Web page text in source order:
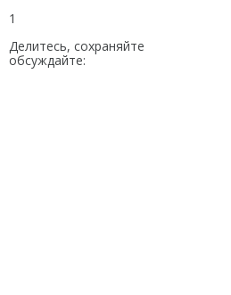
1
Делитесь, сохраняйте
обсуждайте: